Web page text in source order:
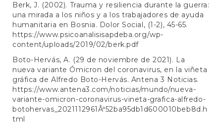
Berk, J. (2002). Trauma y resiliencia durante la guerra:
una mirada a los niños y a los trabajadores de ayuda
humanitaria en Bosnia. Dolor Social, (1-2), 45-65.
https://www.psicoanalisisapdeba.org/wp-
content/uploads/2019/02/berk.pdf
Boto-Hervás, A. (29 de noviembre de 2021). La
nueva variante Ómicron del coronavirus, en la viñeta
gráfica de Alfredo Boto-Hervás. Antena 3 Noticias.
https://www.antena3.com/noticias/mundo/nueva-
variante-omicron-coronavirus-vineta-grafica-alfredo-
botohervas_2021112961Âª52ba95db1d600010beb8d.h
tml